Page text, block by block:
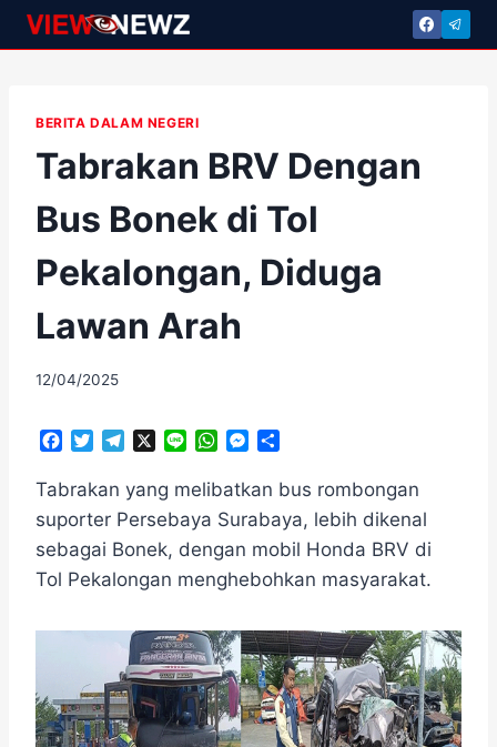
Skip
to
BERITA DALAM NEGERI
Tabrakan BRV Dengan
Bus Bonek di Tol
Pekalongan, Diduga
Lawan Arah
By
12/04/2025
c
b
o
o
i
t
e
r
l
e
g
r
a
n
W
a
t
s
A
p
p
M
s
e
n
g
a
e
Tabrakan yang melibatkan bus rombongan
suporter Persebaya Surabaya, lebih dikenal
sebagai Bonek, dengan mobil Honda BRV di
Tol Pekalongan menghebohkan masyarakat.